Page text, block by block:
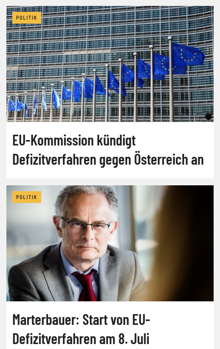
POLITIK
EU-Kommission kündigt
Defizitverfahren gegen Österreich an
POLITIK
Marterbauer: Start von EU-
Defizitverfahren am 8. Juli